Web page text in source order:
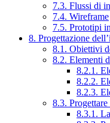
7.3. Flussi di
7.4. Wireframe
7.5. Prototipi
8. Progettazione
8.1. Obiettivi
8.2. Elementi
8.2.1.
8.2.2.
8.2.3.
8.3.
8.3.1.